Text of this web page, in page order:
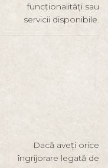
funcționalități sau
servicii disponibile.
Dacă aveți orice
îngrijorare legată de